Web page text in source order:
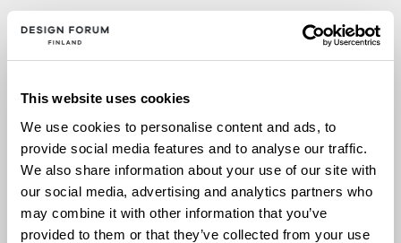
This website uses cookies
We use cookies to personalise content and ads, to
provide social media features and to analyse our traffic.
We also share information about your use of our site with
our social media, advertising and analytics partners who
may combine it with other information that you’ve
provided to them or that they’ve collected from your use
13.11.2024
Fiskarsin Ruukin Joulu 2024
13.11.2024
Ornamon Design Joulu 2024